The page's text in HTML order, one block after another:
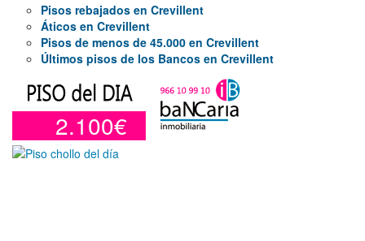
Pisos rebajados en Crevillent
Áticos en Crevillent
Pisos de menos de 45.000 en Crevillent
Últimos pisos de los Bancos en Crevillent
2.100€